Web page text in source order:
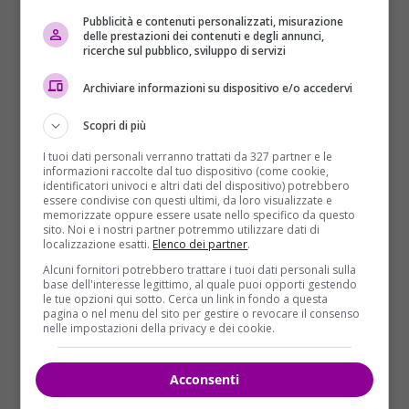
Come è noto l’albergo resort spa, alle pendici del
Gran Sasso, inAbruzzo, è stato spazzato via
letteralmente da una valanga di proporzioni mai
18 gennaio
scorso, che ha fatto seguito alle
violente scosse di terremotoche quel giorno
hanno devastato l’Italia centrale.
Pubblicità e contenuti personalizzati, misurazione
delle prestazioni dei contenuti e degli annunci,
ricerche sul pubblico, sviluppo di servizi
Archiviare informazioni su dispositivo e/o accedervi
Scopri di più
I tuoi dati personali verranno trattati da 327 partner e le
informazioni raccolte dal tuo dispositivo (come cookie,
identificatori univoci e altri dati del dispositivo) potrebbero
essere condivise con questi ultimi, da loro visualizzate e
memorizzate oppure essere usate nello specifico da questo
sito. Noi e i nostri partner potremmo utilizzare dati di
localizzazione esatti. Elenco dei partner.
Alcuni fornitori potrebbero trattare i tuoi dati personali sulla
base dell'interesse legittimo, al quale puoi opporti gestendo
le tue opzioni qui sotto. Cerca un link in fondo a questa
pagina o nel menu del sito per gestire o revocare il consenso
nelle impostazioni della privacy e dei cookie.
Acconsenti